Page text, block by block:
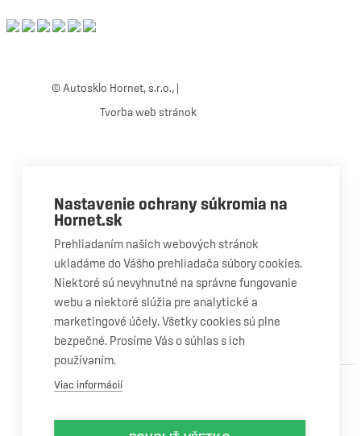
© Autosklo Hornet, s.r.o., |
Tvorba web stránok
OPRAVA A VÝMENA AUTOSKLA
Čo robiť pri poškodenom skle?
Oprava čelného skla
Výmena čelného skla
Výmena bočného skla
Výmena zadného skla
Riešenie poistnej udalosti
Mobilný servis
Nastavenie ochrany súkromia na
Hornet.sk
Prehliadaním našich webových stránok
ukladáme do Vášho prehliadača súbory cookies.
Niektoré sú nevyhnutné na správne fungovanie
webu a niektoré slúžia pre analytické a
marketingové účely. Všetky cookies sú plne
bezpečné. Prosíme Vás o súhlas s ich
používaním.
Viac informácií